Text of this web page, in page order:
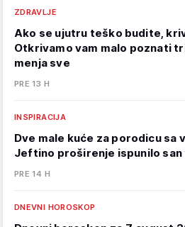
ZDRAVLJE
Ako se ujutru teško budite,
Otkrivamo vam malo poznati
menja sve
PRE 13 H
INSPIRACIJA
Dve male kuće za porodicu sa
Jeftino proširenje ispunilo
PRE 14 H
DNEVNI HOROSKOP